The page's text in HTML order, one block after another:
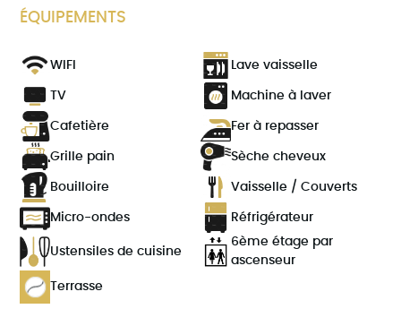
ÉQUIPEMENTS
WIFI Lave vaisselle
TV Machine à laver
Cafetière Fer à repasser
Grille pain Sèche cheveux
Bouilloire Vaisselle / Couverts
Micro-ondes Réfrigérateur
Ustensiles de cuisine
6ème étage par
ascenseur
Terrasse